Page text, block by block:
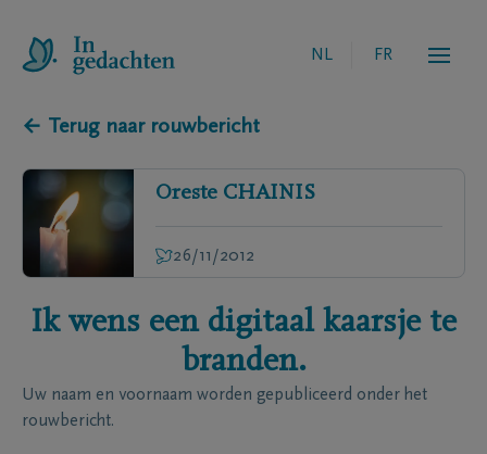
NL FR
← Terug naar rouwbericht
Oreste CHAINIS
26/11/2012
Ik wens een digitaal kaarsje te
branden.
Uw naam en voornaam worden gepubliceerd onder het
rouwbericht.